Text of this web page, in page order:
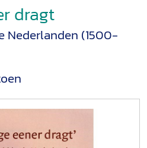
dragt
Nederlanden (1500-